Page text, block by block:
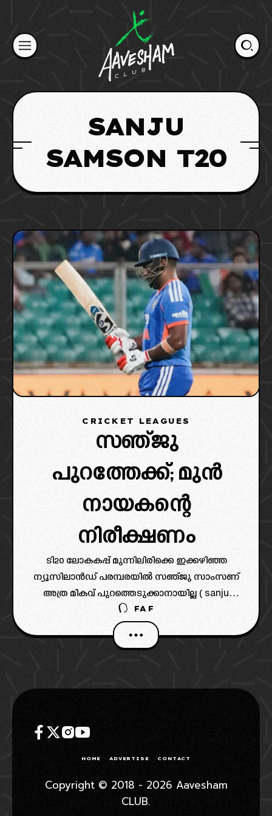
content
SANJU
SAMSON T20
CRICKET LEAGUES
സഞ്ജു
പുറത്തേക്ക്; മുൻ
നായകന്റെ
നിരീക്ഷണം
ടി20 ലോകകപ്പ് മുന്നിലിരിക്കെ ഇക്കഴിഞ്ഞ
ന്യൂസിലാൻഡ് പരമ്പരയിൽ സഞ്ജു സാംസണ്
അത്ര മികവ് പുറത്തെടുക്കാനായില്ല ( sanju
samson t20). പകരം ടീമിലെ മറ്റൊരു വിക്കറ്റ്
കീപ്പർ ബാറ്റർ ഇഷാൻ കിഷൻ മികച്ച
പ്രകടനവും നടത്തിയതോടെ സഞ്ജു ആദ്യ
FAF
HOME ADVERTISE CONTACT
Copyright © 2018 - 2026 Aavesham
CLUB.